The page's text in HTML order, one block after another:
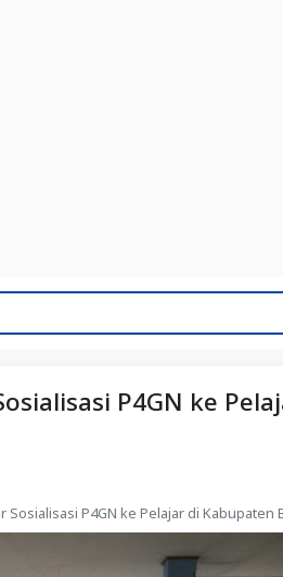
P4GN ke
Sosialisasi P4GN ke Pelajar di Kabupaten